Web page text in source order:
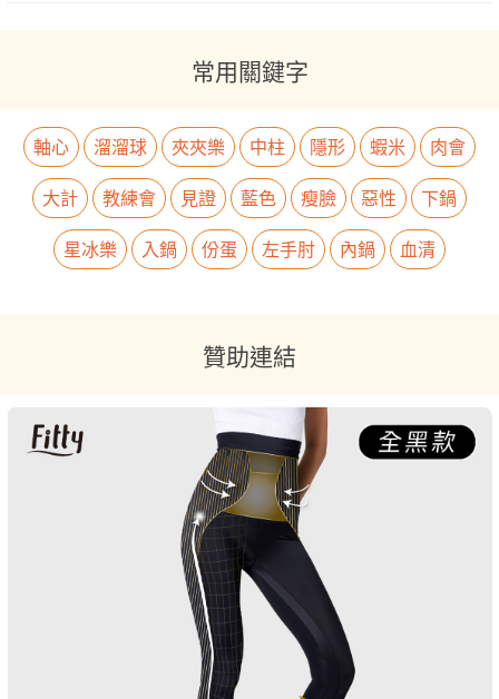
常用關鍵字
軸心 溜溜球 夾夾樂 中柱 隱形 蝦米
肉會
大計
教練會 見證 藍色 瘦臉 惡性
下鍋
星冰樂
入鍋 份蛋 左手肘 內鍋 血清
贊助連結